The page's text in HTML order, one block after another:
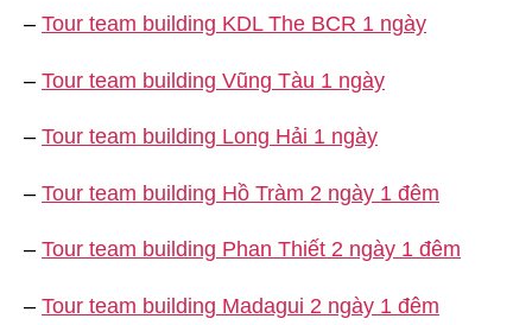
– Tour team building KDL The BCR 1 ngày
– Tour team building Vũng Tàu 1 ngày
– Tour team building Long Hải 1 ngày
– Tour team building Hồ Tràm 2 ngày 1 đêm
– Tour team building Phan Thiết 2 ngày 1 đêm
– Tour team building Madagui 2 ngày 1 đêm